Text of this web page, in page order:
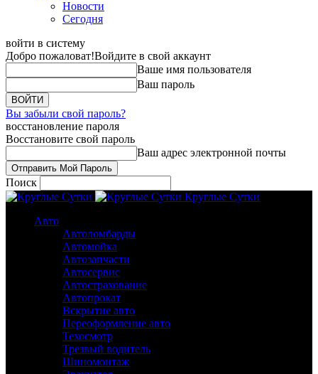
Новости
Сегодня
войти в систему
Добро пожаловат!Войдите в свой аккаунт
Ваше имя пользователя
Ваш пароль
Вы забыли свой пароль?
восстановление пароля
Восстановите свой пароль
Ваш адрес электронной почты
Поиск
Круглые Сутки
Авто
Автоломбарды
Автомойка
Автозапчасти
Автосервис
Автострахование
Автопрокат
Вскрытие авто
Переоформление авто
Техосмотр
Трезвый водитель
Шиномонтаж